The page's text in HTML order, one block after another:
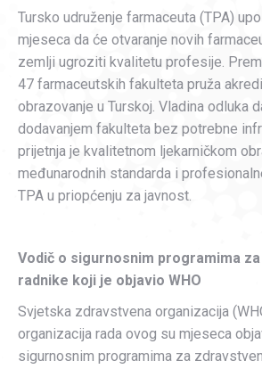
Tursko udruženje farmaceuta (TPA)
mjeseca da će otvaranje novih
zemlji ugroziti kvalitetu profesije.
47 farmaceutskih fakulteta pruža
obrazovanje u Turskoj. Vladina odluka
dodavanjem fakulteta bez potrebne
prijetnja je kvalitetnom ljekarničkom
međunarodnih standarda i
TPA u priopćenju za javnost.
Vodič o sigurnosnim programima
radnike koji je objavio WHO
Svjetska zdravstvena organizacija
organizacija rada ovog su mjeseca
sigurnosnim programima za